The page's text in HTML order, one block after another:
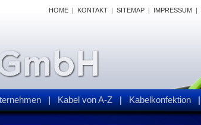
HOME | KONTAKT | SITEMAP | IMPRESSUM |
| Kabel von A-Z| Kabelkonfektion|